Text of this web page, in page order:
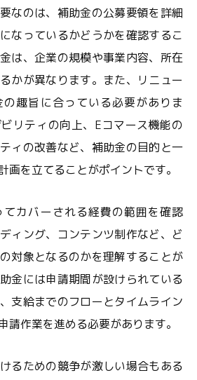
なのは、補助金の公募要領を詳細
なっているかどうかを確認するこ
は、企業の規模や事業内容、所在
かが異なります。また、リニュー
趣旨に合っている必要がありま
リティの向上、Eコマース機能の
ィの改善など、補助金の目的と一
画を立てることがポイントです。
カバーされる経費の範囲を確認
ィング、コンテンツ制作など、ど
対象となるのかを理解することが
金には申請期間が設けられている
支給までのフローとタイムライン
請作業を進める必要があります。
るための競争が激しい場合もある